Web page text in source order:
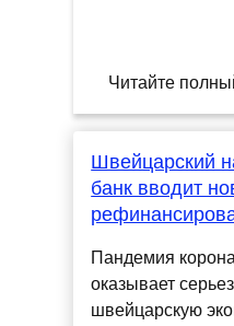
Читайте
Швейцарский
банк вводит
Пандемия
оказывает
швейцарскую